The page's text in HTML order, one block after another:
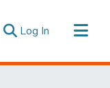
Log In (current)